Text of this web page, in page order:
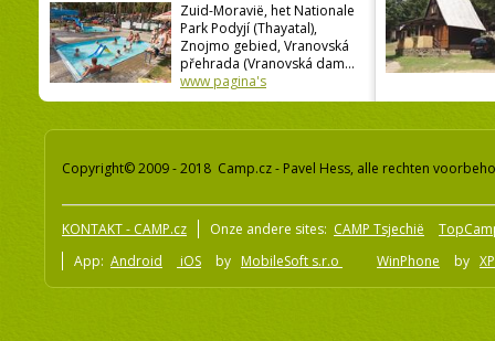
Zuid-Moravië, het Nationale
Park Podyjí (Thayatal),
Znojmo gebied, Vranovská
přehrada (Vranovská dam...
www pagina's
Copyright© 2009 - 2018 Camp.cz - Pavel Hess, alle rechten
KONTAKT - CAMP.cz Onze andere sites: CAMP Tsjechië
App: Android iOS by MobileSoft s.r.o WinPhone by